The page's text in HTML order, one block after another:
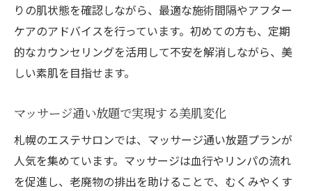
りの肌状態を確認しながら、最適な施術間隔やアフター
ケアのアドバイスを行っています。初めての方も、定期
的なカウンセリングを活用して不安を解消しながら、美
しい素肌を目指せます。
マッサージ通い放題で実現する美肌変化
札幌のエステサロンでは、マッサージ通い放題プランが
人気を集めています。マッサージは血行やリンパの流れ
を促進し、老廃物の排出を助けることで、むくみやくす